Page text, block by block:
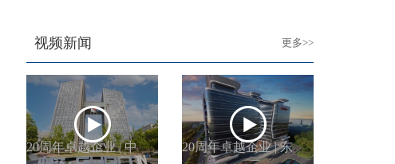
视频新闻 更多>>
2
0周年卓越企业 | 中控技术股份有限公司 2
0周年卓越企业 | 东富龙科技集团股份有限公司